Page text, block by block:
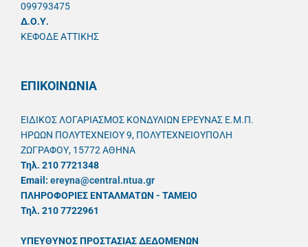
099793475
Δ.Ο.Υ.
ΚΕΦΟΔΕ ΑΤΤΙΚΗΣ
ΕΠΙΚΟΙΝΩΝΙΑ
ΕΙΔΙΚΟΣ ΛΟΓΑΡΙΑΣΜΟΣ ΚΟΝΔΥΛΙΩΝ ΕΡΕΥΝΑΣ Ε.Μ.Π.
ΗΡΩΩΝ ΠΟΛΥΤΕΧΝΕΙΟΥ 9, ΠΟΛΥΤΕΧΝΕΙΟΥΠΟΛΗ
ΖΩΓΡΑΦΟΥ, 15772 ΑΘΗΝΑ
Τηλ. 210 7721348
Email: ereyna@central.ntua.gr
ΠΛΗΡΟΦΟΡΙΕΣ ΕΝΤΑΛΜΑΤΩΝ - ΤΑΜΕΙΟ
Τηλ. 210 7722961
ΥΠΕΥΘYΝΟΣ ΠΡΟΣΤΑΣΙΑΣ ΔΕΔΟΜΕΝΩΝ